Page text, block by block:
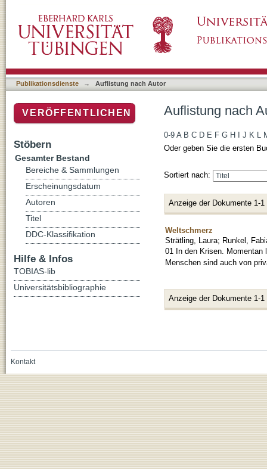
Publikationsdienste → Auflistung nach Autor
Auflistung nach
0-9 A B C D E F G H J K L
Oder geben Sie die ersten
Sortiert nach:
Anzeige der Dokumente 1-1
Weltschmerz
Strätling, Laura; Runkel,
01 In den Krisen. Momentan
Menschen sind auch von
Anzeige der Dokumente 1-1
VERÖFFENTLICHEN
Stöbern
Gesamter Bestand
Bereiche & Sammlungen
Erscheinungsdatum
Autoren
Titel
DDC-Klassifikation
Hilfe & Infos
TOBIAS-lib
Universitätsbibliographie
Kontakt